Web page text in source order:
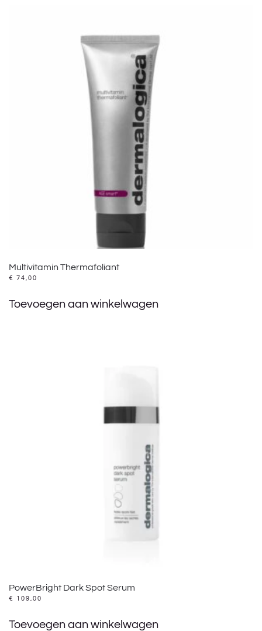
Multivitamin Thermafoliant
€ 74,00
Toevoegen aan winkelwagen
PowerBright Dark Spot Serum
€ 109,00
Toevoegen aan winkelwagen